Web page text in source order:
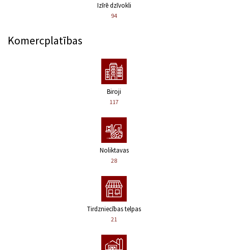
Izīrē dzīvokli
94
Komercplatības
Biroji
117
Noliktavas
28
Tirdzniecības telpas
21